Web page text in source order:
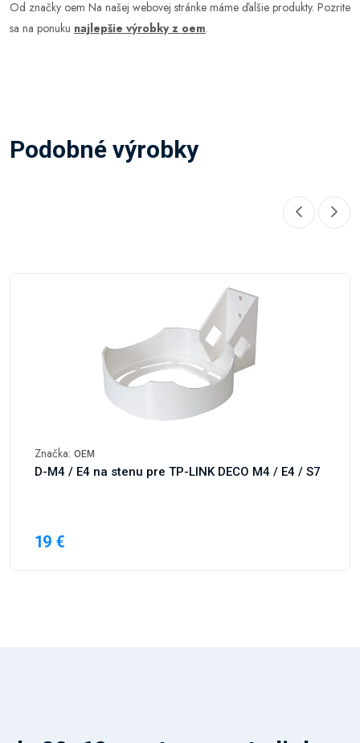
Od značky oem Na našej webovej stránke máme ďalšie produkty. Pozrite
sa na ponuku najlepšie výrobky z oem.
Podobné výrobky
Značka: OEM
D-M4 / E4 na stenu pre TP-LINK DECO M4 / E4 / S7
19 €